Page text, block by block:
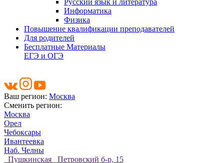
Русский язык и литература
Информатика
Физика
Повышение квалификации преподавателей
Для родителей
Бесплатные Материалы
ЕГЭ и ОГЭ
Ваш регион: Москва
Сменить регион:
Москва
Орел
Чебоксары
Ивантеевка
Наб. Челны
Пушкинская Петровский б-р, 15